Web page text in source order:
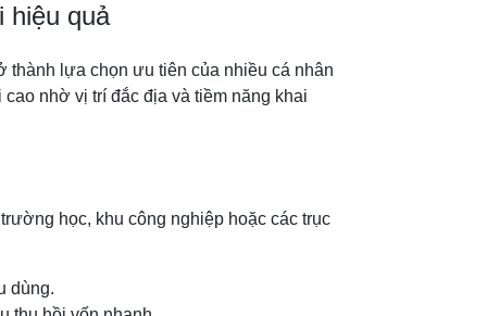
hiệu quả
thành lựa chọn ưu tiên của nhiều cá nhân
nhờ vị trí đắc địa và tiềm năng khai
học, khu công nghiệp hoặc các trục
dùng.